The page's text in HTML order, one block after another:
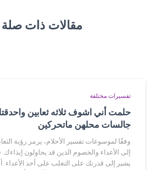
مقالات ذات صلة
تفسيرات مختلفة
حلمت أني اشوف ثلاثه ثعابين
جالسات محلهن ماتحركين
وفقًا لموسوعات تفسير الأحلام، يرمز رؤية
إلى الأعداء والخصوم الذين قد يحاولون إيذاءك.
يشير إلى قدرتك على التغلب على أحد الأعداء.